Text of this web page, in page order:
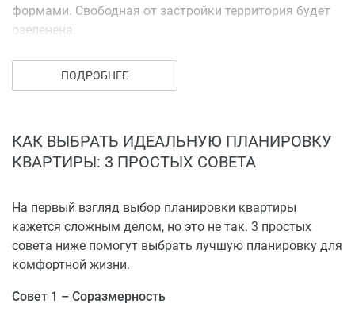
формами. Свободная от застройки территория будет
озеленена.
Купить квартиру в ЖК «Венеция» можно от
застройщика в рассрочку или в ипотеку от банков-
ПОДРОБНЕЕ
КАК ВЫБРАТЬ ИДЕАЛЬНУЮ ПЛАНИРОВКУ
КВАРТИРЫ: 3 ПРОСТЫХ СОВЕТА
На первый взгляд выбор планировки квартиры
кажется сложным делом, но это не так. 3 простых
совета ниже помогут выбрать лучшую планировку для
комфортной жизни.
Совет 1 – Соразмерность